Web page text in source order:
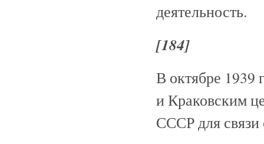
деятельность.
[184]
В октябре
и Краковским
СССР для связи